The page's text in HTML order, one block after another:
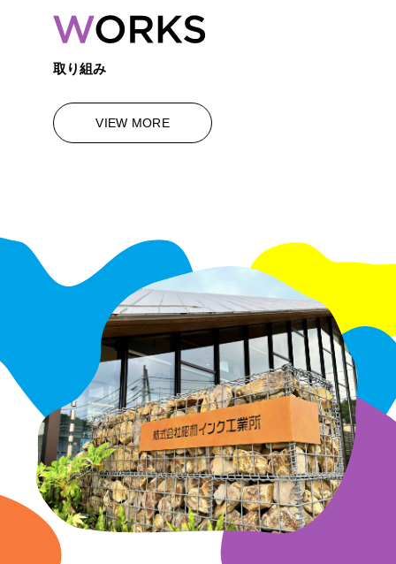
取り組み
VIEW MORE